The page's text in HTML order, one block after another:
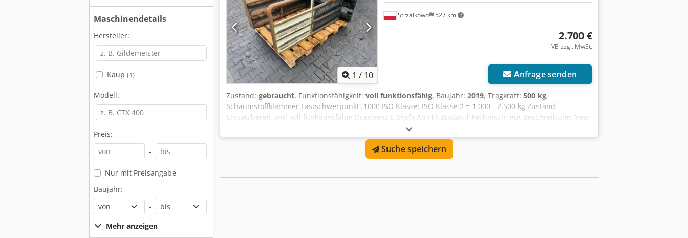
Maschinendetails
Hersteller:
Kaup (1)
Modell:
Preis:
-
Nur mit Preisangabe
Baujahr:
-
Mehr anzeigen
1 / 10
Strzałkowo 527 km
2.700 €
VB zzgl. MwSt.
Anfrage senden
Zustand: gebraucht, Funktionsfähigkeit: voll funktionsfähig, Baujahr: 2019, Tragkraft: 500 kg,
Schaumstoffklammer Lastschwerpunkt: 1000 ISO Klasse: ISO Klasse 2 = 1.000 - 2.500 kg Zustand:
Einsatzbereit und voll funktionsfähig Dcedpeyz E Sbsfx Ab Hjk Zustand Technisch: gut Beschreibung: Year
2019 ISO 2A (41 cm) Capacity 500 kg / 1000 mm Opening range 800-2500 mm Sideshift Width 1350 mm
Clamps 1500 mm ID OS1973
Suche speichern